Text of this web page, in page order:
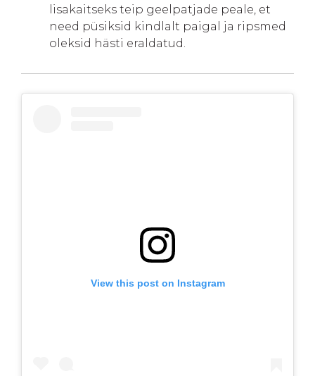
lisakaitseks teip geelpatjade peale, et
need püsiksid kindlalt paigal ja ripsmed
oleksid hästi eraldatud.
View this post on Instagram